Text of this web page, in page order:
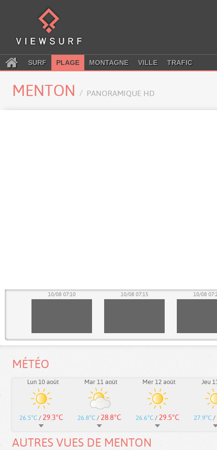
SURF PLAGE MONTAGNE VILLE TRAFIC
MENTON PANORAMIQUE HD
10/08 07:10 10/08 07:15 10/08
MÉTÉO
Lun 10 août
26.5°C / 29.3°C
Mar 11 août
26.8°C / 28.8°C
Mer 12 août
26.6°C / 29.5°C
Jeu
27.9°C /
AUTRES VUES DE MENTON